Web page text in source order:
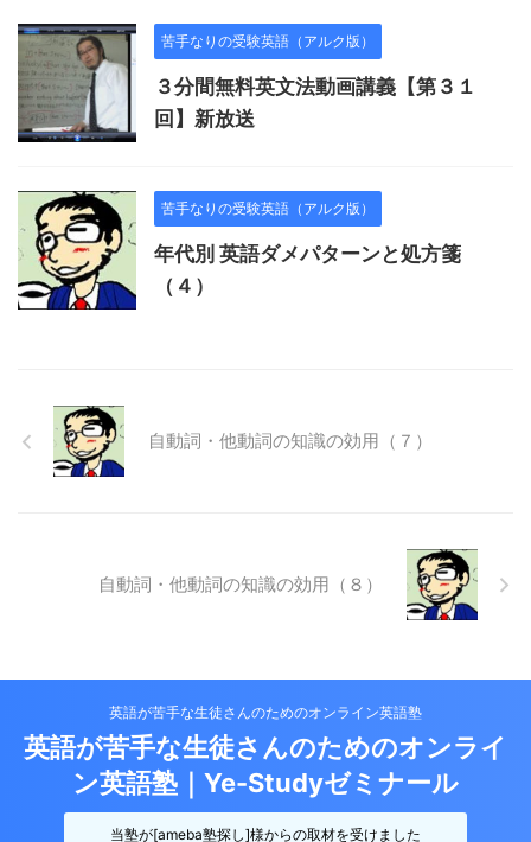
苦手なりの受験英語（アルク版）
３分間無料英文法動画講義【第３１
回】新放送
苦手なりの受験英語（アルク版）
年代別 英語ダメパターンと処方箋
（４）
自動詞・他動詞の知識の効用（７）
自動詞・他動詞の知識の効用（８）
英語が苦手な生徒さんのためのオンライン英語塾
英語が苦手な生徒さんのためのオンライ
ン英語塾｜Ye-Studyゼミナール
当塾が[ameba塾探し]様からの取材を受けました